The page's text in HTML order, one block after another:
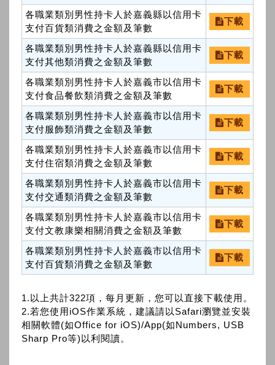
各職業類別男性持卡人於嘉義縣以信用卡
支付百貨類消費之金額及筆數
下載
各職業類別男性持卡人於嘉義縣以信用卡
支付其他類消費之金額及筆數
下載
各職業類別男性持卡人於嘉義市以信用卡
支付食品餐飲類消費之金額及筆數
下載
各職業類別男性持卡人於嘉義市以信用卡
支付服飾類消費之金額及筆數
下載
各職業類別男性持卡人於嘉義市以信用卡
支付住宿類消費之金額及筆數
下載
各職業類別男性持卡人於嘉義市以信用卡
支付交通類消費之金額及筆數
下載
各職業類別男性持卡人於嘉義市以信用卡
支付文教康樂相關消費之金額及筆數
下載
各職業類別男性持卡人於嘉義市以信用卡
支付百貨類消費之金額及筆數
下載
1.以上共計322項，每月更新，您可以直接下載使用。
2.若您使用iOS作業系統，建議請以Safari瀏覽並安裝
相關軟體(如Office for iOS)/App(如Numbers, USB
Sharp Pro等)以利閱讀。